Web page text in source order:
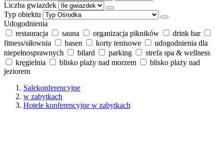
Liczba gwiazdek
Typ obiektu
Udogodnienia
restauracja
sauna organizacja pikników
drink bar
fitness/siłownia
basen korty tenisowe
udogodnienia dla
niepełnosprawnych
bilard parking
strefa spa & wellness
kręgielnia
blisko plaży nad morzem
blisko plaży nad
jeziorem
Salekonferencyjne
w zabytkach
Hotele konferencyjne w zabytkach